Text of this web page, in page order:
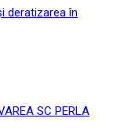
deratizarea în
SC PERLA